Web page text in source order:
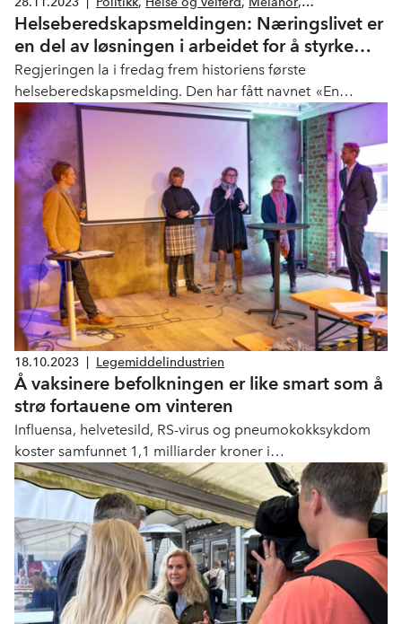
Legemiddelindustrien
Helseberedskapsmeldingen: Næringslivet er
en del av løsningen i arbeidet for å styrke
helseberedskapen i Norge
Regjeringen la i fredag frem historiens første
helseberedskapsmelding. Den har fått navnet «En
motstandsdyktig helseberedskap», og skal gi politisk og
strategisk retning for norsk helseberedskap. Dette er
positivt, men meldingen har flere mangler, sier Grete
Karin Berg, næringspolitisk direktør i NHO Geneo.
18.10.2023 Legemiddelindustrien
Å vaksinere befolkningen er like smart som å
strø fortauene om vinteren
Influensa, helvetesild, RS-virus og pneumokokksykdom
koster samfunnet 1,1 milliarder kroner i
helsetjenestekostnader bare i 2023. Hvorfor prioriterer
man ikke å forebygge disse sykdommene?